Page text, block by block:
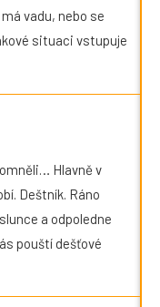
vadu, nebo se
situaci vstupuje
Hlavně v
Deštník. Ráno
a odpoledne
pouští dešťové